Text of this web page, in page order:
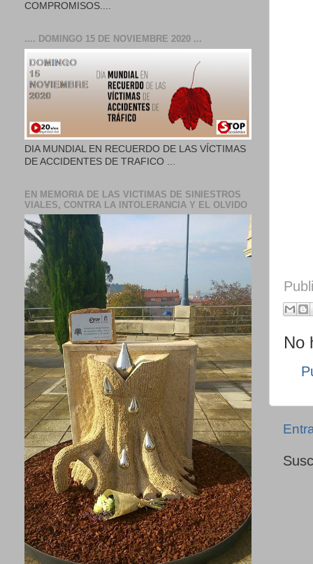
No
COMPROMISOS....
.... DOMINGO 15 DE NOVIEMBRE 2020 ...
DIA MUNDIAL EN RECUERDO DE LAS VÍCTIMAS
DE ACCIDENTES DE TRAFICO ...
EN MEMORIA DE LAS VICTIMAS DE SINIESTROS
VIALES, CONTRA LA INTOLERANCIA Y EL OLVIDO